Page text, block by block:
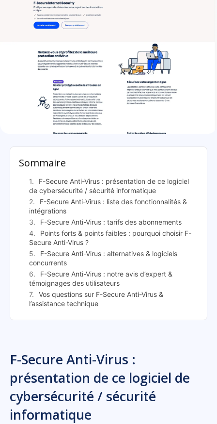
Sommaire
F-Secure Anti-Virus : présentation de ce logiciel
de cybersécurité / sécurité informatique
F-Secure Anti-Virus : liste des fonctionnalités &
intégrations
F-Secure Anti-Virus : tarifs des abonnements
Points forts & points faibles : pourquoi choisir F-
Secure Anti-Virus ?
F-Secure Anti-Virus : alternatives & logiciels
concurrents
F-Secure Anti-Virus : notre avis d’expert &
témoignages des utilisateurs
Vos questions sur F-Secure Anti-Virus &
l’assistance technique
F-Secure Anti-Virus :
présentation de ce logiciel de
cybersécurité / sécurité
informatique